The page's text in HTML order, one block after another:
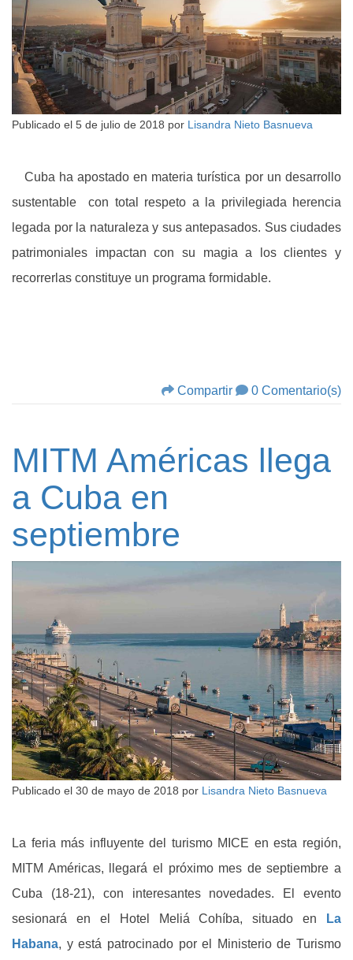
Publicado el 5 de julio de 2018 por Lisandra Nieto Basnueva
Cuba ha apostado en materia turística por un desarrollo
sustentable con total respeto a la privilegiada herencia
legada por la naturaleza y sus antepasados. Sus ciudades
patrimoniales impactan con su magia a los clientes y
recorrerlas constituye un programa formidable.
Compartir 0 Comentario(s)
MITM Américas llega
a Cuba en
septiembre
Publicado el 30 de mayo de 2018 por Lisandra Nieto Basnueva
La feria más influyente del turismo MICE en esta región,
MITM Américas, llegará el próximo mes de septiembre a
Cuba (18-21), con interesantes novedades. El evento
sesionará en el Hotel Meliá Cohíba, situado en
La
Habana, y está patrocinado por el Ministerio de Turismo